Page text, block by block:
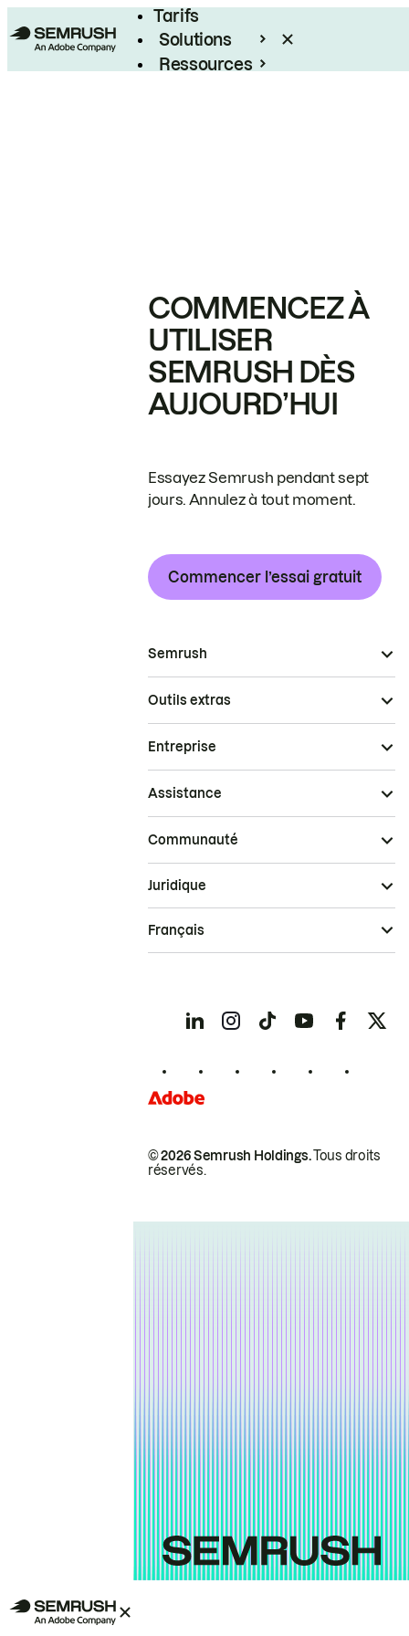
Tarifs
Solutions
Ressources
COMMENCEZ À
UTILISER
SEMRUSH DÈS
AUJOURD’HUI
Essayez Semrush pendant sept
jours. Annulez à tout moment.
Commencer l’essai gratuit
Semrush
Outils extras
Entreprise
Assistance
Communauté
© 2026 Semrush Holdings.Tous droits
réservés.
Juridique
Français